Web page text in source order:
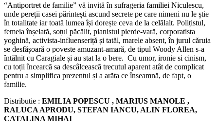
“Antiportret de familie” vă invită în sufrageria familiei Niculescu,
unde pereții casei părintești ascund secrete pe care nimeni nu le știe
în totalitate iar toată lumea își dorește ceva de la celălalt. Polițistul,
femeia înșelată, soțul păcălit, pianistul pierde-vară, corporatista
yoghină, activista-influenseriță și tatăl, marele absent, în jurul căruia
se desfășoară o poveste amuzant-amară, de tipul Woody Allen s-a
întâlnit cu Caragiale și au stat la o bere. Cu umor, ironie si cinism,
cu toții încearcă sa descâlcească trecutul aparent atât de complicat
pentru a simplifica prezentul și a arăta ce înseamnă, de fapt, o
familie.
Distributie : EMILIA POPESCU , MARIUS MANOLE ,
RALUCA APRODU, STEFAN IANCU, ALIN FLOREA,
CATALINA MIHAI